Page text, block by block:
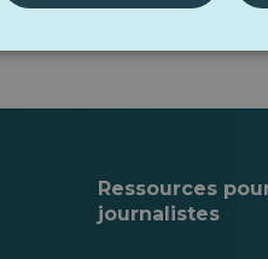
Ressources
journalistes